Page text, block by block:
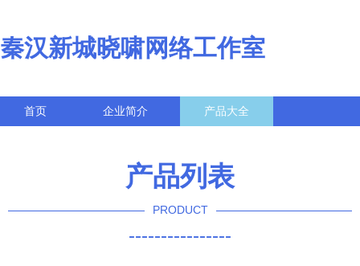
秦汉新城晓啸网络工作室
首页 企业简介 产品大全
产品列表
PRODUCT
----------------